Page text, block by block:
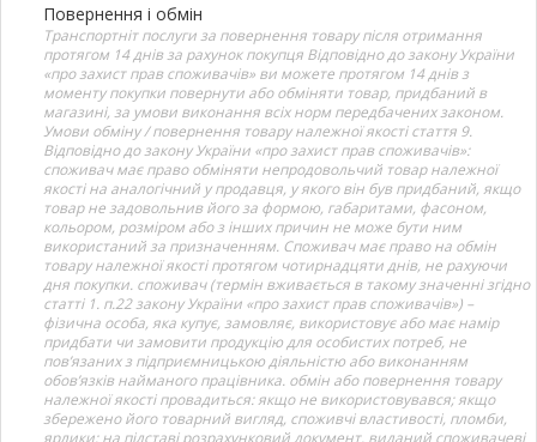
Повернення і обмін
Транспортніт послуги за повернення товару після отримання
протягом 14 днів за рахунок покупця Відповідно до закону України
«про захист прав споживачів» ви можете протягом 14 днів з
моменту покупки повернути або обміняти товар, придбаний в
магазині, за умови виконання всіх норм передбачених законом.
Умови обміну / повернення товару належної якості стаття 9.
Відповідно до закону України «про захист прав споживачів»:
споживач має право обміняти непродовольчий товар належної
якості на аналогічний у продавця, у якого він був придбаний, якщо
товар не задовольнив його за формою, габаритами, фасоном,
кольором, розміром або з інших причин не може бути ним
використаний за призначенням. Споживач має право на обмін
товару належної якості протягом чотирнадцяти днів, не рахуючи
дня покупки. споживач (термін вживається в такому значенні згідно
статті 1. п.22 закону України «про захист прав споживачів») –
фізична особа, яка купує, замовляє, використовує або має намір
придбати чи замовити продукцію для особистих потреб, не
пов’язаних з підприємницькою діяльністю або виконанням
обов’язків найманого працівника. обмін або повернення товару
належної якості провадиться: якщо не використовувався; якщо
збережено його товарний вигляд, споживчі властивості, пломби,
ярлики; на підставі розрахунковий документ, виданий споживачеві